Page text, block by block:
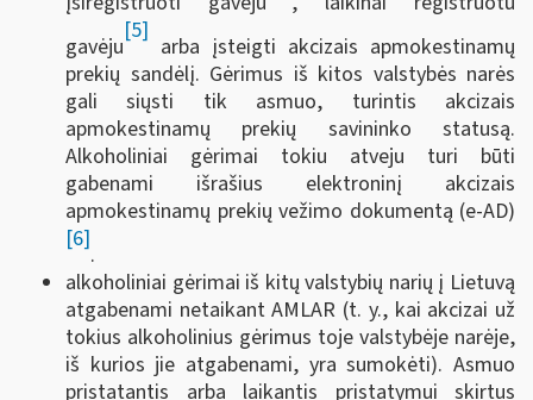
gavėju
[5]
arba įsteigti akcizais apmokestinamų
prekių sandėlį. Gėrimus iš kitos valstybės narės
gali siųsti tik asmuo, turintis akcizais
apmokestinamų prekių savininko statusą.
Alkoholiniai gėrimai tokiu atveju turi būti
gabenami išrašius elektroninį akcizais
apmokestinamų prekių vežimo dokumentą (e-AD)
[6]
.
alkoholiniai gėrimai iš kitų valstybių narių į Lietuvą
atgabenami netaikant AMLAR (t. y., kai akcizai už
tokius alkoholinius gėrimus toje valstybėje narėje,
iš kurios jie atgabenami, yra sumokėti). Asmuo
pristatantis arba laikantis pristatymui skirtus